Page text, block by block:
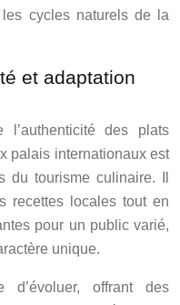
cycles naturels de la
et adaptation
des plats
palais internationaux est
du tourisme culinaire. Il
recettes locales tout en
pour un public varié,
unique.
d’évoluer, offrant des